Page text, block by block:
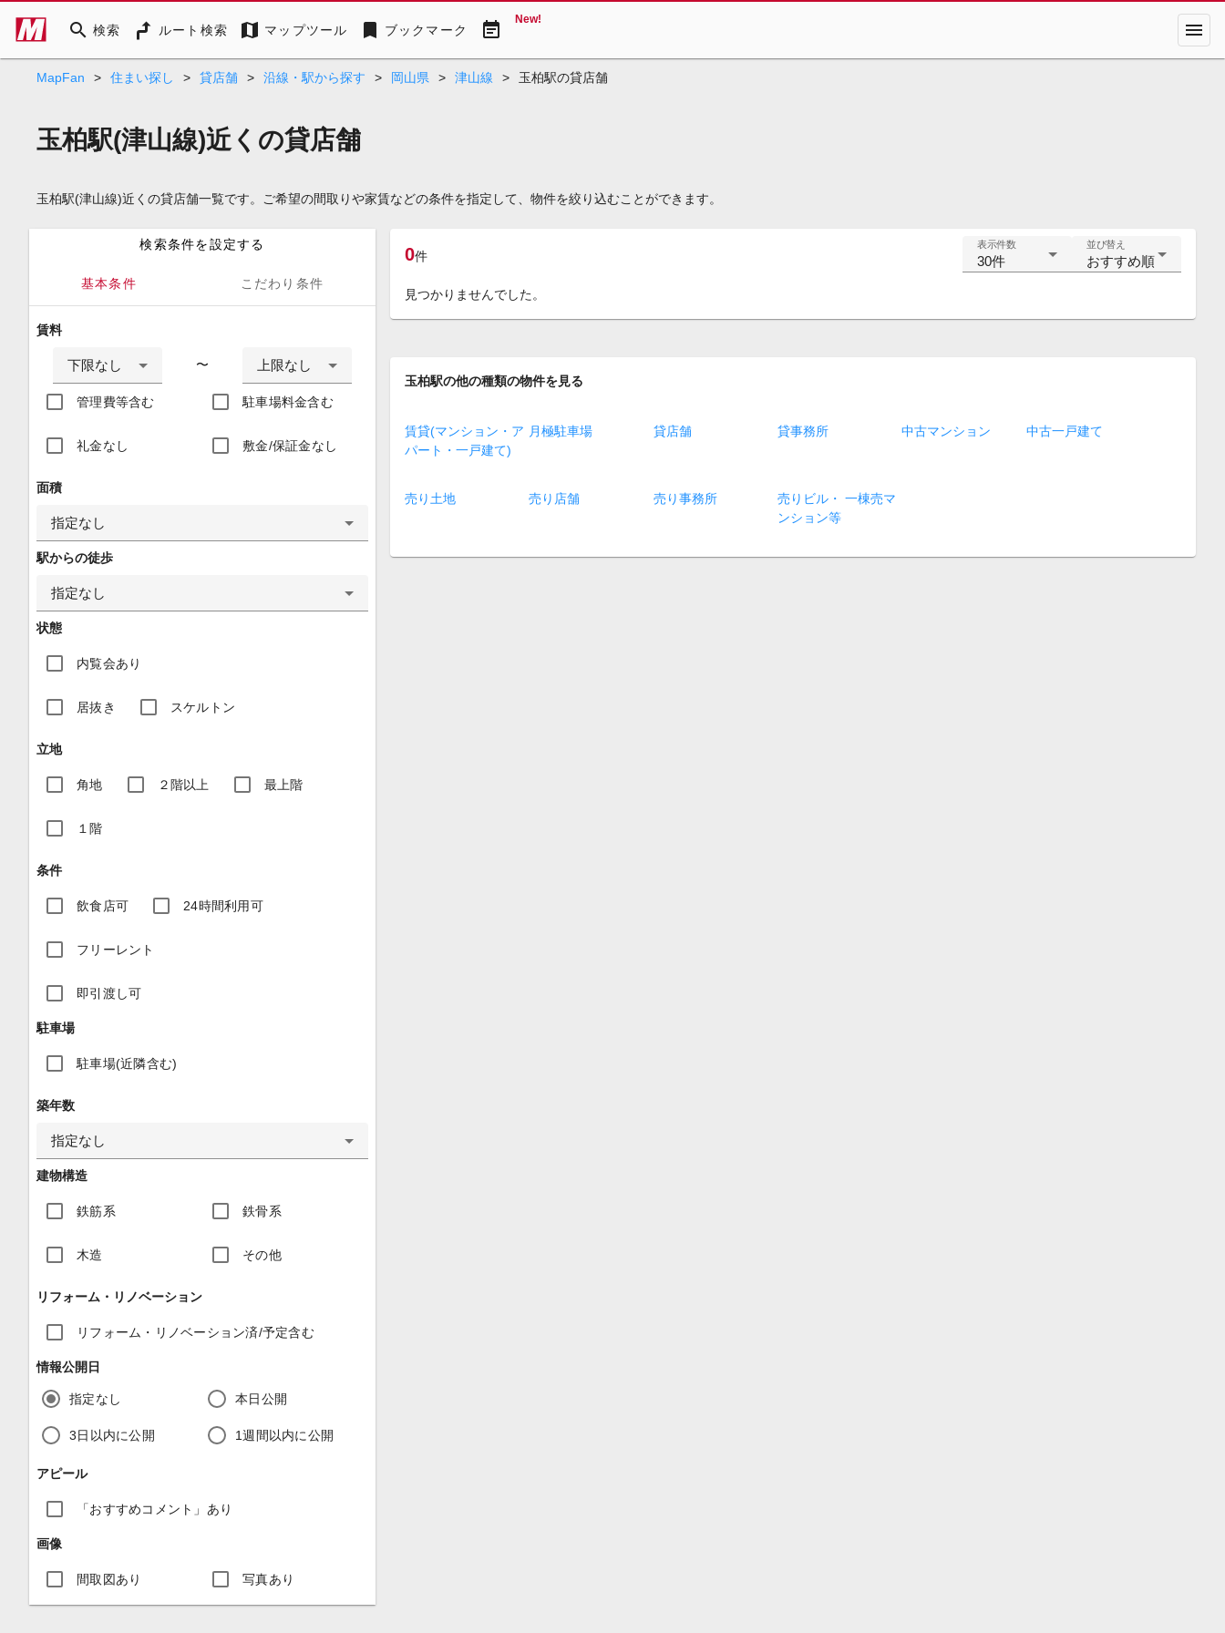
search 検索 ルート検索 map マップツール bookmark ブックマーク event_note New! menu
MapFan > 住まい探し > 貸店舗 > 沿線・駅から探す > 岡山県 > 津山線 > 玉柏駅の貸店舗
玉柏駅(津山線)近くの貸店舗
玉柏駅(津山線)近くの貸店舗一覧です。ご希望の間取りや家賃などの条件を指定して、物件を絞り込むことができます。
検索条件を設定する
基本条件 こだわり条件
賃料
下限なし 〜 上限なし
管理費等含む 駐車場料金含む
礼金なし 敷金/保証金なし
面積
指定なし
駅からの徒歩
指定なし
状態
内覧会あり
居抜き スケルトン
立地
角地 ２階以上 最上階
１階
条件
飲食店可 24時間利用可
フリーレント
即引渡し可
駐車場
駐車場(近隣含む)
築年数
指定なし
建物構造
鉄筋系 鉄骨系
木造 その他
リフォーム・リノベーション
リフォーム・リノベーション済/予定含む
情報公開日
指定なし 本日公開
3日以内に公開 1週間以内に公開
アピール
「おすすめコメント」あり
画像
間取図あり 写真あり
0件
表示件数
30件
並び替え
おすすめ順
見つかりませんでした。
玉柏駅の他の種類の物件を見る
賃貸(マンション・ア
パート・一戸建て)
月極駐車場 貸店舗 貸事務所 中古マンション 中古一戸建て
売り土地 売り店舗 売り事務所
売りビル・ 一棟売マ
ンション等